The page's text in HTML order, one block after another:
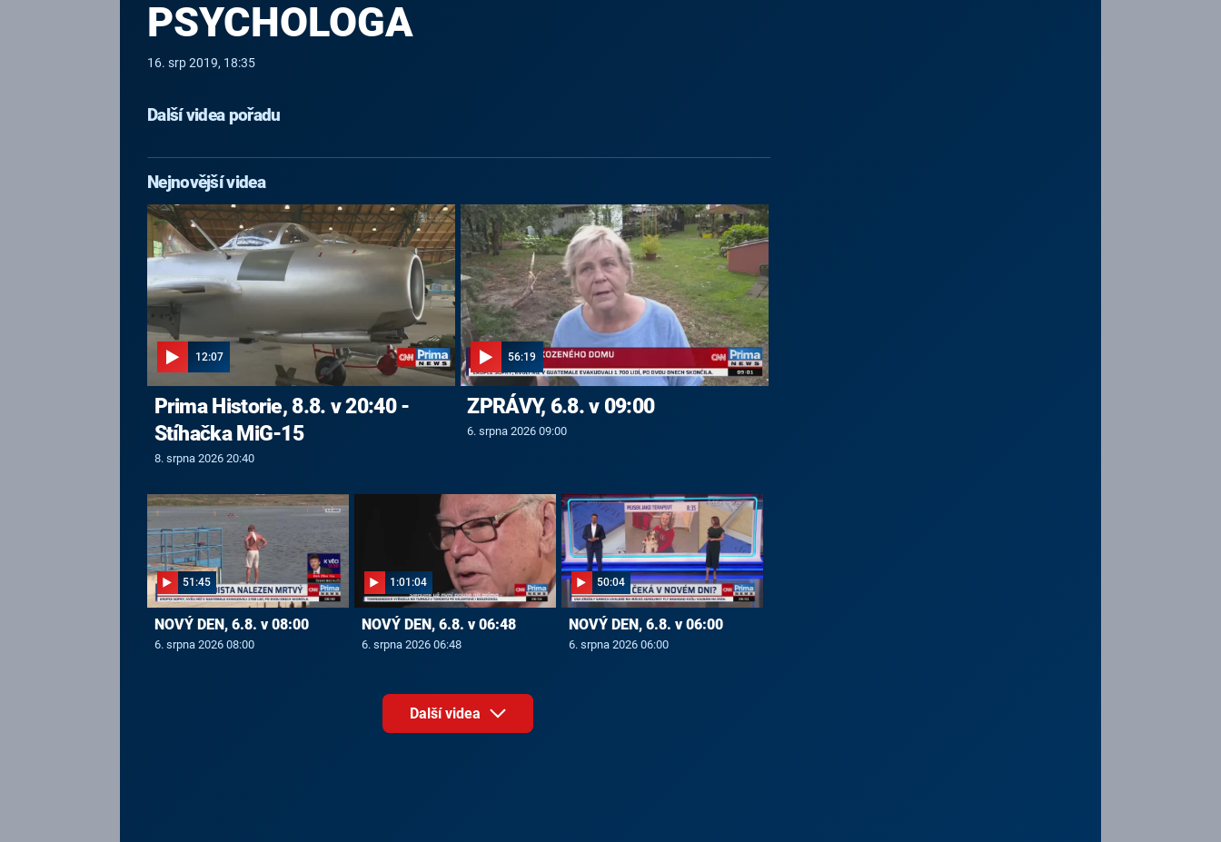
PSYCHOLOGA
16. srp 2019, 18:35
Další videa pořadu
Nejnovější videa
12:07
Prima Historie, 8.8. v 20:40 -
Stíhačka MiG-15
8. srpna 2026 20:40
56:19
ZPRÁVY, 6.8. v 09:00
6. srpna 2026 09:00
51:45
NOVÝ DEN, 6.8. v 08:00
6. srpna 2026 08:00
1:01:04
NOVÝ DEN, 6.8. v 06:48
6. srpna 2026 06:48
50:04
NOVÝ DEN, 6.8. v 06:00
6. srpna 2026 06:00
Další videa